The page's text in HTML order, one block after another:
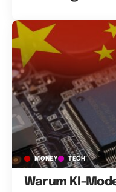
MONEY TECH
Warum KI-